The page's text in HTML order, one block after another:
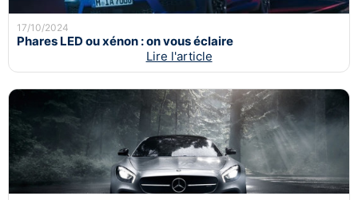
17/10/2024
Phares LED ou xénon : on vous éclaire
Lire l'article